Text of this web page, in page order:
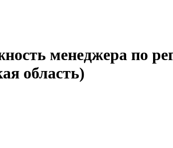
менеджера по
область)